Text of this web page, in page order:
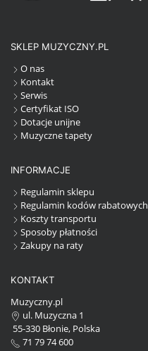
SKLEP MUZYCZNY.PL
O nas
Kontakt
Serwis
Certyfikat ISO
Dotacje unijne
Muzyczne tapety
INFORMACJE
Regulamin sklepu
Regulamin kodów rabatowych
Koszty transportu
Sposoby płatności
Zakupy na raty
KONTAKT
Muzyczny.pl
ul. Muzyczna 1
55-330 Błonie, Polska
71 79 74 600